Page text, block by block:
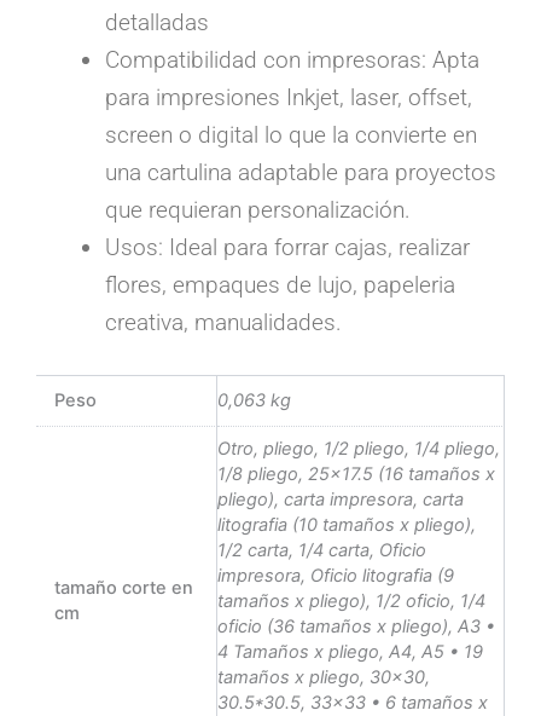
detalladas
Compatibilidad con impresoras: Apta
para impresiones Inkjet, laser, offset,
screen o digital lo que la convierte en
una cartulina adaptable para proyectos
que requieran personalización.
Usos: Ideal para forrar cajas, realizar
flores, empaques de lujo, papeleria
creativa, manualidades.
Peso 0,063 kg
tamaño corte en
cm
Otro, pliego, 1/2 pliego, 1/4 pliego,
1/8 pliego, 25×17.5 (16 tamaños x
pliego), carta impresora, carta
litografia (10 tamaños x pliego),
1/2 carta, 1/4 carta, Oficio
impresora, Oficio litografia (9
tamaños x pliego), 1/2 oficio, 1/4
oficio (36 tamaños x pliego), A3 •
4 Tamaños x pliego, A4, A5 • 19
tamaños x pliego, 30×30,
30.5*30.5, 33×33 • 6 tamaños x